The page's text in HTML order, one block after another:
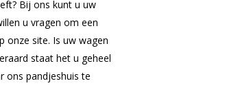
Bij ons kunt u uw
u vragen om een
onze site. Is uw wagen
staat het u geheel
ons pandjeshuis te